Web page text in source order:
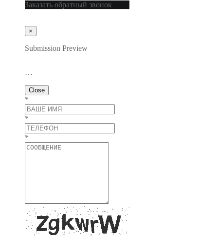
Заказать обратный звонок
×
Submission Preview
…
Close
*
*
*